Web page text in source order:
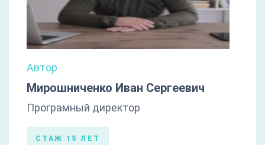
Автор
Мирошниченко Иван Сергеевич
Програмный директор
СТАЖ 15 ЛЕТ